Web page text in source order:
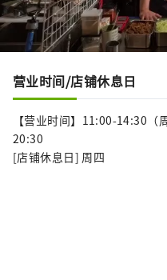
营业时间/店铺休息日
【营业时间】11:00-14:30
20:30
[店铺休息日] 周四